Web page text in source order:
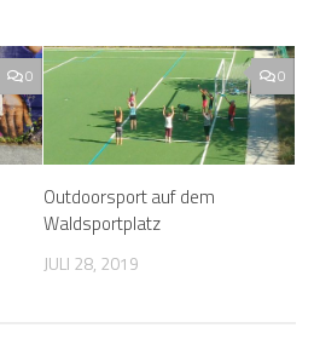
0 0
Outdoorsport auf dem
Waldsportplatz
JULI 28, 2019